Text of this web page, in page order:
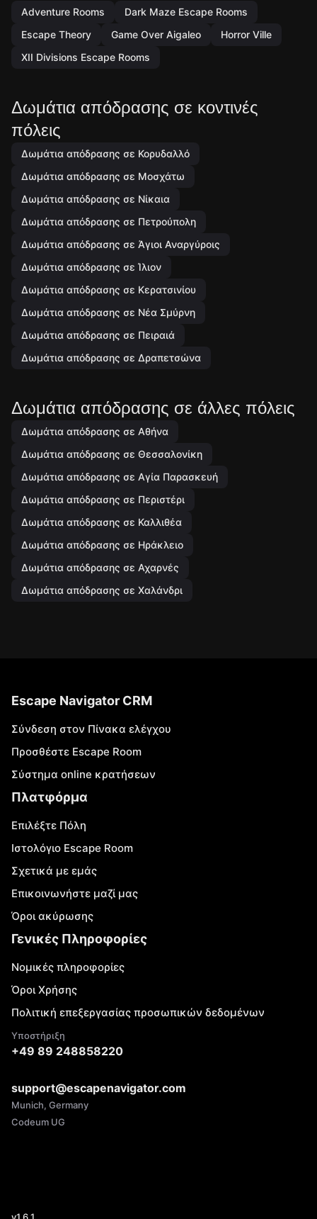
Adventure Rooms
Dark Maze Escape Rooms
Escape Theory
Game Over Aigaleo
Horror Ville
XII Divisions Escape Rooms
Δωμάτια απόδρασης σε κοντινές
πόλεις
Δωμάτια απόδρασης σε Κορυδαλλό
Δωμάτια απόδρασης σε Μοσχάτω
Δωμάτια απόδρασης σε Νίκαια
Δωμάτια απόδρασης σε Πετρούπολη
Δωμάτια απόδρασης σε Άγιοι Αναργύροις
Δωμάτια απόδρασης σε Ίλιον
Δωμάτια απόδρασης σε Κερατσινίου
Δωμάτια απόδρασης σε Νέα Σμύρνη
Δωμάτια απόδρασης σε Πειραιά
Δωμάτια απόδρασης σε Δραπετσώνα
Δωμάτια απόδρασης σε άλλες πόλεις
Δωμάτια απόδρασης σε Αθήνα
Δωμάτια απόδρασης σε Θεσσαλονίκη
Δωμάτια απόδρασης σε Αγία Παρασκευή
Δωμάτια απόδρασης σε Περιστέρι
Δωμάτια απόδρασης σε Καλλιθέα
Δωμάτια απόδρασης σε Ηράκλειο
Δωμάτια απόδρασης σε Αχαρνές
Δωμάτια απόδρασης σε Χαλάνδρι
Escape Navigator CRM
Σύνδεση στον Πίνακα ελέγχου
Προσθέστε Escape Room
Σύστημα online κρατήσεων
Πλατφόρμα
Επιλέξτε Πόλη
Ιστολόγιο Escape Room
Σχετικά με εμάς
Επικοινωνήστε μαζί μας
Όροι ακύρωσης
Γενικές Πληροφορίες
Νομικές πληροφορίες
Όροι Χρήσης
Πολιτική επεξεργασίας προσωπικών δεδομένων
Υποστήριξη
+49 89 248858220
support@escapenavigator.com
Munich, Germany
Codeum UG